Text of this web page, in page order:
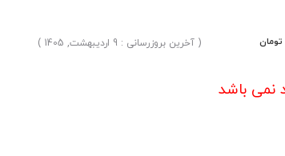
تومان ( آخرین بروزرسانی : 9 اردیبهشت, 1405 )
نمی باشد